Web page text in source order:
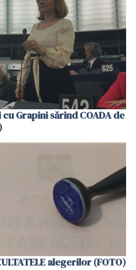
Grapini sărind COADA de
alegerilor (FOTO)